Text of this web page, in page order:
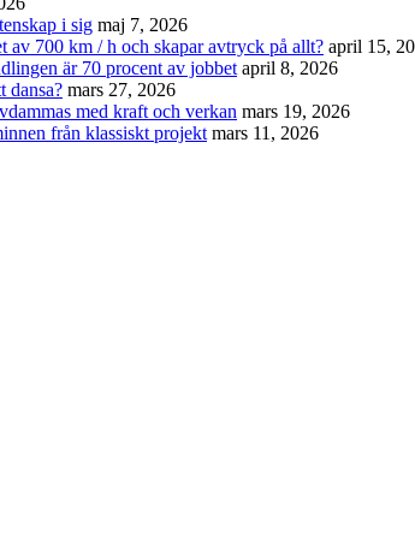
i sig maj 7, 2026
av 700 km / h och skapar avtryck på allt? april 15,
är 70 procent av jobbet april 8, 2026
dansa? mars 27, 2026
med kraft och verkan mars 19, 2026
från klassiskt projekt mars 11, 2026